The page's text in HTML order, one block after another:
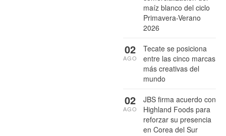
maíz blanco del ciclo
Primavera-Verano
2026
Tecate se posiciona
entre las cinco marcas
más creativas del
mundo
02
AGO
JBS firma acuerdo con
Highland Foods para
reforzar su presencia
en Corea del Sur
02
AGO